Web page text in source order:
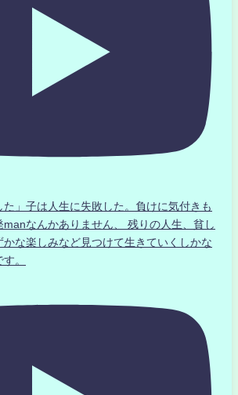
」子は人生に失敗した。負けに気付きも
なんかありません、 残りの人生、貧し
かな楽しみなど見つけて生きていくしかな
。